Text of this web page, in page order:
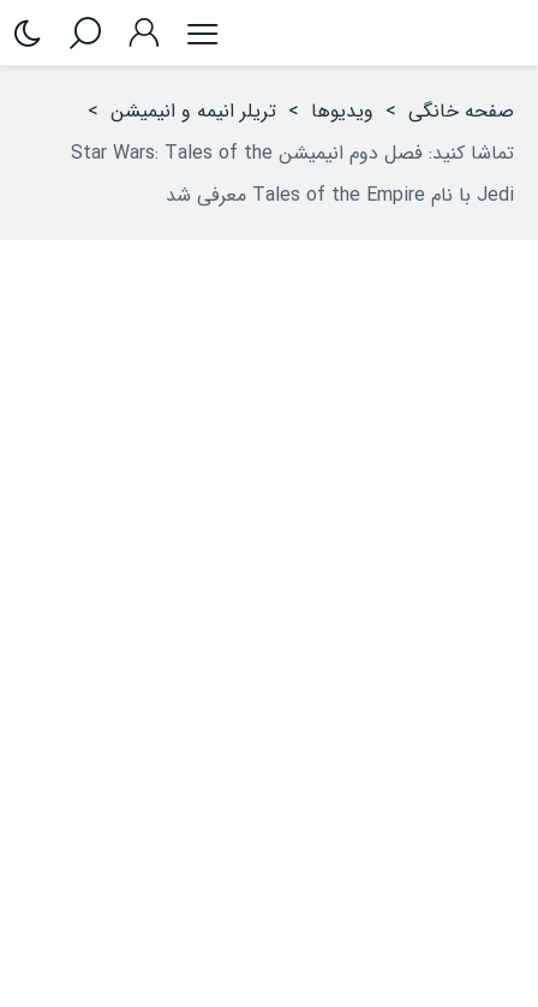
صفحه خانگی > ویدیوها > تریلر انیمه‌ و انیمیشن >
تماشا کنید: فصل دوم انیمیشن Star Wars: Tales of the
Jedi با نام Tales of the Empire معرفی شد